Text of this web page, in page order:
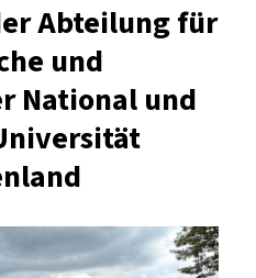
Abteilung für
und
National und